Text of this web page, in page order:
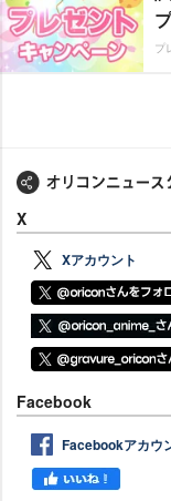
プ
X
Xアカウント
Facebook
Facebookアカウ